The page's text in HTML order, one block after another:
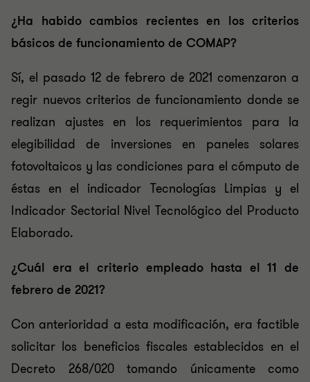
¿Ha habido cambios recientes en los criterios
básicos de funcionamiento de COMAP?
Sí, el pasado 12 de febrero de 2021 comenzaron a
regir nuevos criterios de funcionamiento donde se
realizan ajustes en los requerimientos para la
elegibilidad de inversiones en paneles solares
fotovoltaicos y las condiciones para el cómputo de
éstas en el indicador Tecnologías Limpias y el
Indicador Sectorial Nivel Tecnológico del Producto
Elaborado.
¿Cuál era el criterio empleado hasta el 11 de
febrero de 2021?
Con anterioridad a esta modificación, era factible
solicitar los beneficios fiscales establecidos en el
Decreto 268/020 tomando únicamente como